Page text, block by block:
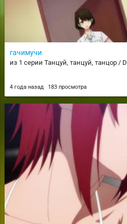
гачимучи
из 1 серии Танцуй, танцуй, танцор /
4 года назад 183 просмотра